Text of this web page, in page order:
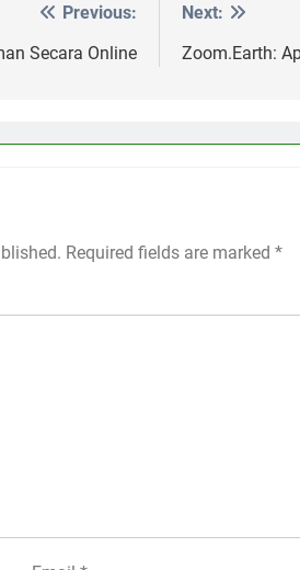
Previous:
Secara Online
Next:
Zoom.Earth:
Required fields are marked *